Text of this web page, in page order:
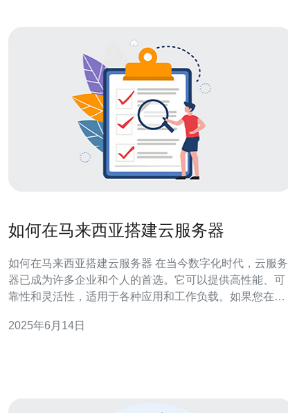
如何在马来西亚搭建云服务器
如何在马来西亚搭建云服务器 在当今数字化时代，云服务
器已成为许多企业和个人的首选。它可以提供高性能、可
靠性和灵活性，适用于各种应用和工作负载。如果您在马
议。 首先，您需要选择一个可靠的云服务提供商。在马来
2025年6月14日